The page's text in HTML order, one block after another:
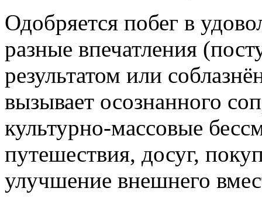
Одобряется побег в
разные впечатления
результатом или
вызывает осознанного
культурно-массовые
путешествия, досуг,
улучшение внешнего